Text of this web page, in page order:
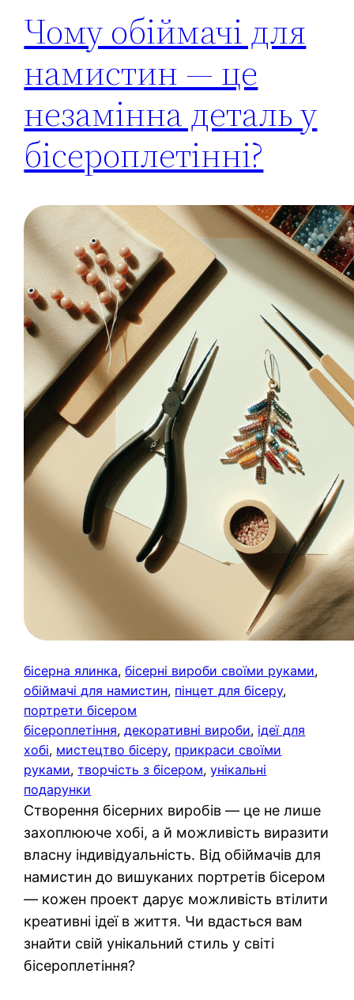
Чому обіймачі для
намистин — це
незамінна деталь у
бісероплетінні?
бісерна ялинка, бісерні вироби своїми руками
обіймачі для намистин, пінцет для бісеру
портрети бісером
бісероплетіння, декоративні вироби, ідеї для
хобі, мистецтво бісеру, прикраси своїми
руками, творчість з бісером, унікальні
подарунки
Створення бісерних виробів — це не лише
захоплююче хобі, а й можливість виразити
власну індивідуальність. Від обіймачів для
намистин до вишуканих портретів бісером
— кожен проект дарує можливість втілити
креативні ідеї в життя. Чи вдасться вам
знайти свій унікальний стиль у світі
бісероплетіння?